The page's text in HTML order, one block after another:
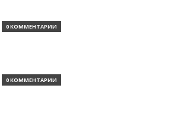
0 КОММЕНТАРИИ
0 КОММЕНТАРИИ